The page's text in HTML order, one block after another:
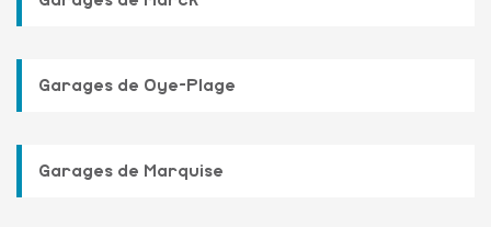
Garages de Oye-Plage
Garages de Marquise